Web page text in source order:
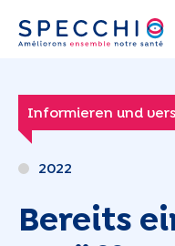
Informieren und
2022
Bereits